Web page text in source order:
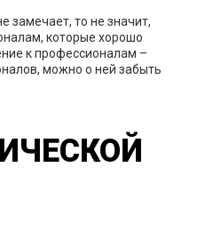
замечает, то не значит,
которые хорошо
к профессионалам –
можно о ней забыть